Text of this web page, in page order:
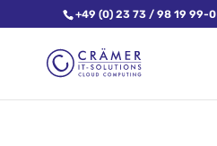
+49 (0) 23 73 / 98 19 99-0